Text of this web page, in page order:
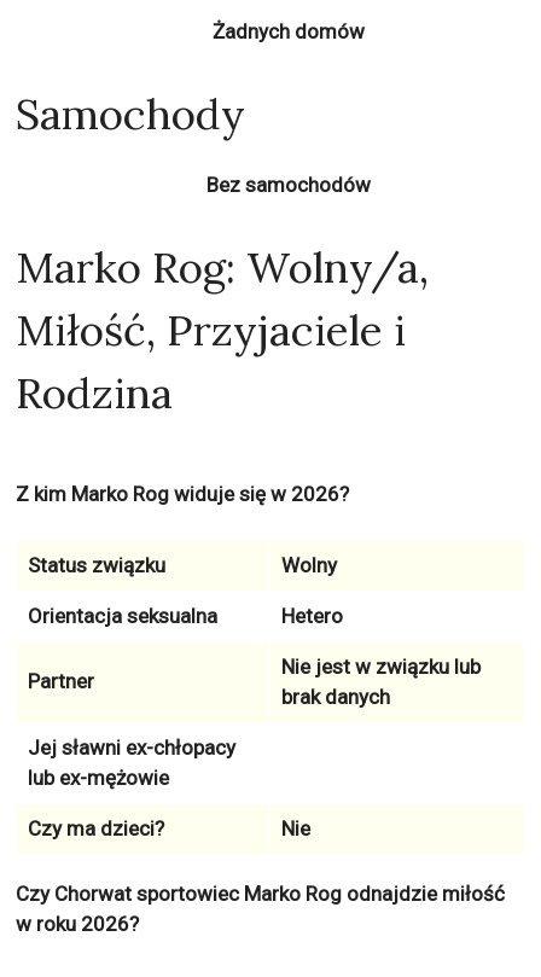
Żadnych domów
Samochody
Bez samochodów
Marko Rog: Wolny/a,
Miłość, Przyjaciele i
Rodzina
Z kim Marko Rog widuje się w 2026?
Status związku Wolny
Orientacja seksualna Hetero
Partner
Nie jest w związku lub
brak danych
Jej sławni ex-chłopacy
lub ex-mężowie
Czy ma dzieci? Nie
Czy Chorwat sportowiec Marko Rog odnajdzie miłość
w roku 2026?